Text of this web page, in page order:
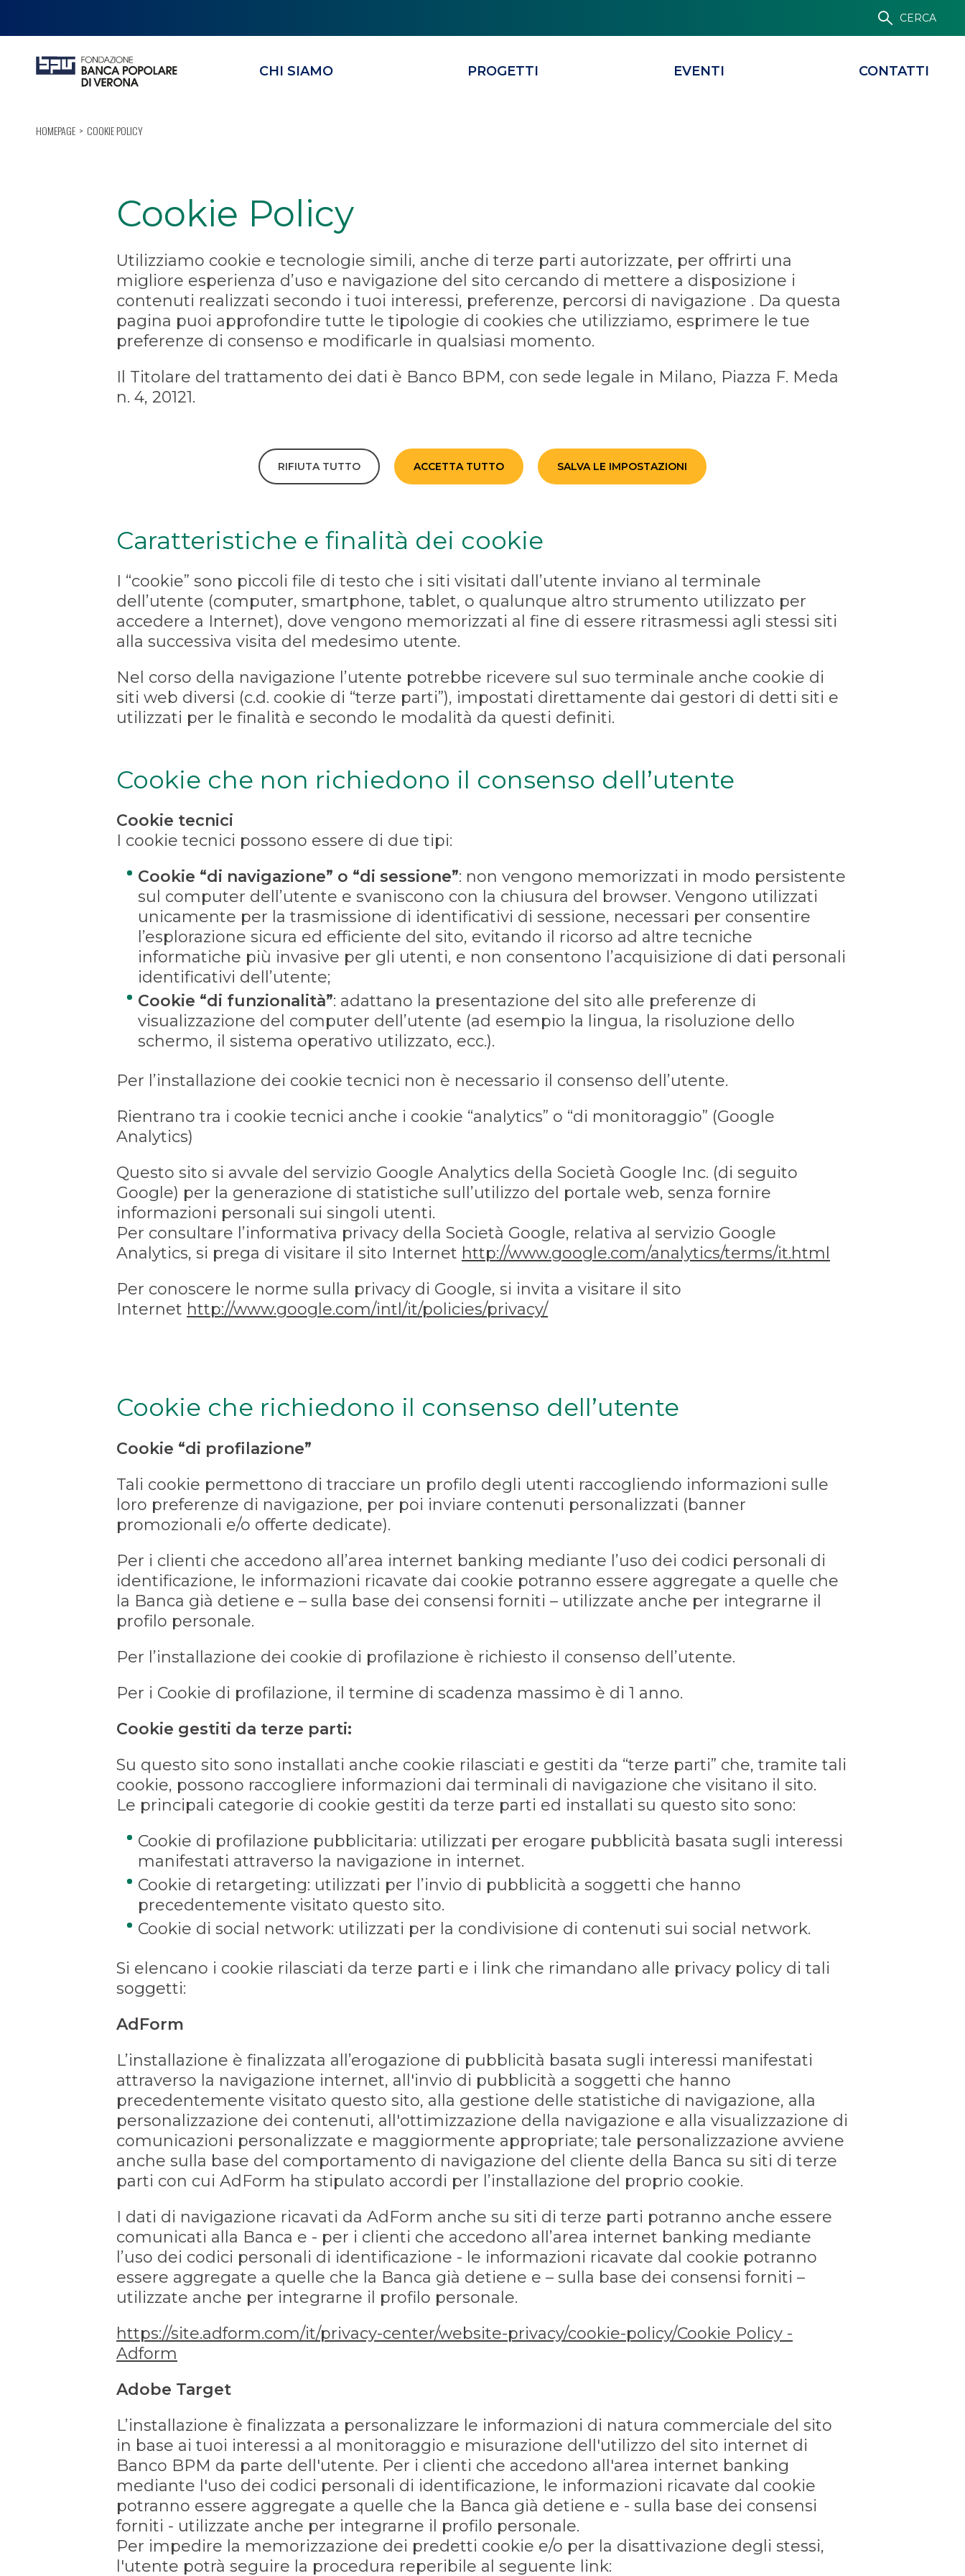
CERCA
CHI SIAMO PROGETTI EVENTI CONTATTI
HOMEPAGE COOKIE POLICY
Cookie Policy
Utilizziamo cookie e tecnologie simili, anche di terze parti autorizzate, per offrirti una
migliore esperienza d’uso e navigazione del sito cercando di mettere a disposizione i
contenuti realizzati secondo i tuoi interessi, preferenze, percorsi di navigazione . Da questa
pagina puoi approfondire tutte le tipologie di cookies che utilizziamo, esprimere le tue
preferenze di consenso e modificarle in qualsiasi momento.
Il Titolare del trattamento dei dati è Banco BPM, con sede legale in Milano, Piazza F. Meda
n. 4, 20121.
RIFIUTA TUTTO ACCETTA TUTTO SALVA LE IMPOSTAZIONI
Caratteristiche e finalità dei cookie
I “cookie” sono piccoli file di testo che i siti visitati dall’utente inviano al terminale
dell’utente (computer, smartphone, tablet, o qualunque altro strumento utilizzato per
accedere a Internet), dove vengono memorizzati al fine di essere ritrasmessi agli stessi siti
alla successiva visita del medesimo utente.
Nel corso della navigazione l’utente potrebbe ricevere sul suo terminale anche cookie di
siti web diversi (c.d. cookie di “terze parti”), impostati direttamente dai gestori di detti siti e
utilizzati per le finalità e secondo le modalità da questi definiti.
Cookie che non richiedono il consenso dell’utente
Cookie tecnici
I cookie tecnici possono essere di due tipi:
Cookie “di navigazione” o “di sessione”: non vengono memorizzati in modo persistente
sul computer dell’utente e svaniscono con la chiusura del browser. Vengono utilizzati
unicamente per la trasmissione di identificativi di sessione, necessari per consentire
l’esplorazione sicura ed efficiente del sito, evitando il ricorso ad altre tecniche
informatiche più invasive per gli utenti, e non consentono l’acquisizione di dati personali
identificativi dell’utente;
Cookie “di funzionalità”: adattano la presentazione del sito alle preferenze di
visualizzazione del computer dell’utente (ad esempio la lingua, la risoluzione dello
schermo, il sistema operativo utilizzato, ecc.).
Per l’installazione dei cookie tecnici non è necessario il consenso dell’utente.
Rientrano tra i cookie tecnici anche i cookie “analytics” o “di monitoraggio” (Google
Analytics)
Questo sito si avvale del servizio Google Analytics della Società Google Inc. (di seguito
Google) per la generazione di statistiche sull’utilizzo del portale web, senza fornire
informazioni personali sui singoli utenti.
Per consultare l’informativa privacy della Società Google, relativa al servizio Google
Analytics, si prega di visitare il sito Internet http://www.google.com/analytics/terms/it.html
Per conoscere le norme sulla privacy di Google, si invita a visitare il sito
Internet http://www.google.com/intl/it/policies/privacy/
Cookie che richiedono il consenso dell’utente
Cookie “di profilazione”
Tali cookie permettono di tracciare un profilo degli utenti raccogliendo informazioni sulle
loro preferenze di navigazione, per poi inviare contenuti personalizzati (banner
promozionali e/o offerte dedicate).
Per i clienti che accedono all’area internet banking mediante l’uso dei codici personali di
identificazione, le informazioni ricavate dai cookie potranno essere aggregate a quelle che
la Banca già detiene e – sulla base dei consensi forniti – utilizzate anche per integrarne il
profilo personale.
Per l’installazione dei cookie di profilazione è richiesto il consenso dell’utente.
Per i Cookie di profilazione, il termine di scadenza massimo è di 1 anno.
Cookie gestiti da terze parti:
Su questo sito sono installati anche cookie rilasciati e gestiti da “terze parti” che, tramite tali
cookie, possono raccogliere informazioni dai terminali di navigazione che visitano il sito.
Le principali categorie di cookie gestiti da terze parti ed installati su questo sito sono:
Cookie di profilazione pubblicitaria: utilizzati per erogare pubblicità basata sugli interessi
manifestati attraverso la navigazione in internet.
Cookie di retargeting: utilizzati per l’invio di pubblicità a soggetti che hanno
precedentemente visitato questo sito.
Cookie di social network: utilizzati per la condivisione di contenuti sui social network.
Si elencano i cookie rilasciati da terze parti e i link che rimandano alle privacy policy di tali
soggetti:
AdForm
L’installazione è finalizzata all’erogazione di pubblicità basata sugli interessi manifestati
attraverso la navigazione internet, all'invio di pubblicità a soggetti che hanno
precedentemente visitato questo sito, alla gestione delle statistiche di navigazione, alla
personalizzazione dei contenuti, all'ottimizzazione della navigazione e alla visualizzazione di
comunicazioni personalizzate e maggiormente appropriate; tale personalizzazione avviene
anche sulla base del comportamento di navigazione del cliente della Banca su siti di terze
parti con cui AdForm ha stipulato accordi per l’installazione del proprio cookie.
I dati di navigazione ricavati da AdForm anche su siti di terze parti potranno anche essere
comunicati alla Banca e - per i clienti che accedono all’area internet banking mediante
l’uso dei codici personali di identificazione - le informazioni ricavate dal cookie potranno
essere aggregate a quelle che la Banca già detiene e – sulla base dei consensi forniti –
utilizzate anche per integrarne il profilo personale.
https://site.adform.com/it/privacy-center/website-privacy/cookie-policy/Cookie Policy -
Adform
Adobe Target
L’installazione è finalizzata a personalizzare le informazioni di natura commerciale del sito
in base ai tuoi interessi a al monitoraggio e misurazione dell'utilizzo del sito internet di
Banco BPM da parte dell'utente. Per i clienti che accedono all'area internet banking
mediante l'uso dei codici personali di identificazione, le informazioni ricavate dal cookie
potranno essere aggregate a quelle che la Banca già detiene e - sulla base dei consensi
forniti - utilizzate anche per integrarne il profilo personale.
Per impedire la memorizzazione dei predetti cookie e/o per la disattivazione degli stessi,
l'utente potrà seguire la procedura reperibile al seguente link: